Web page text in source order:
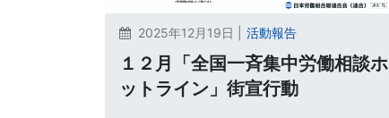
2025年12月19日 | 活動報告
１２月「全国一斉集中労働相談ホ
ットライン」街宣行動